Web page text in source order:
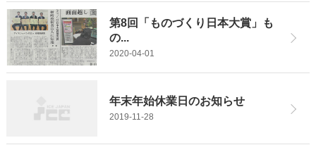
第8回「ものづくり日本大賞」も
の...
2020-04-01
年末年始休業日のお知らせ
2019-11-28